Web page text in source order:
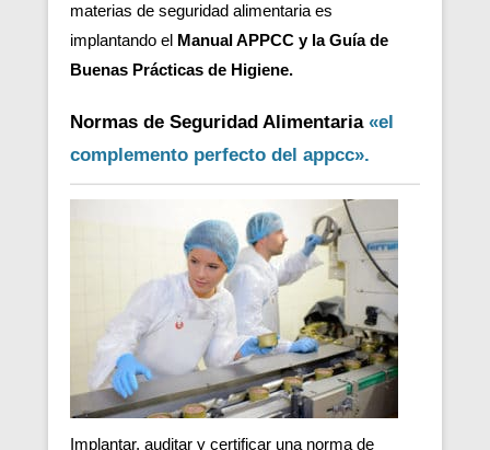
materias de seguridad alimentaria es
implantando el Manual APPCC y la Guía de
Buenas Prácticas de Higiene.
Normas de Seguridad Alimentaria «el
complemento perfecto del appcc».
Implantar, auditar y certificar una norma de